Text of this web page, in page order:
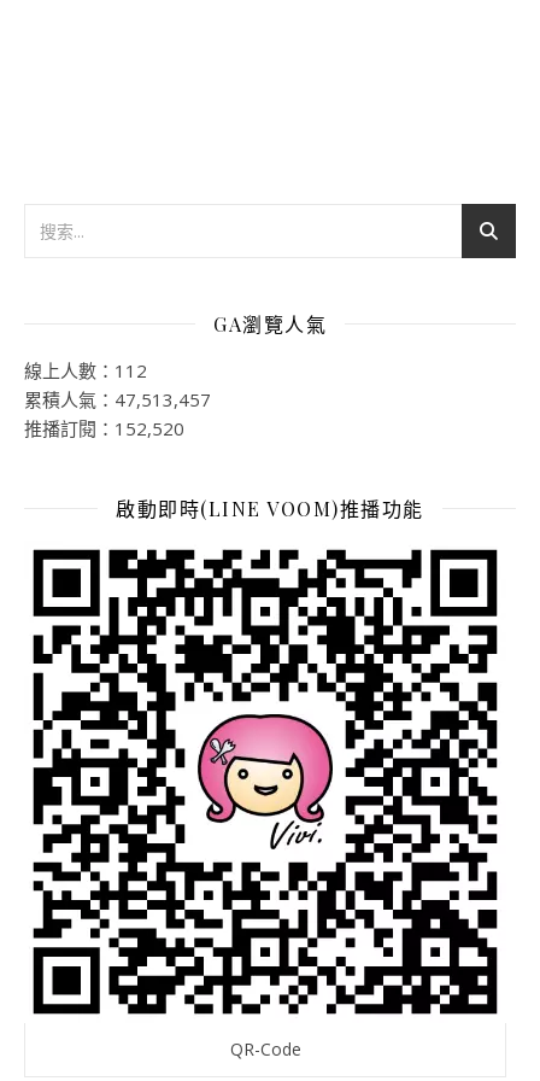
GA瀏覽人氣
線上人數：112
累積人氣：47,513,457
推播訂閱：152,520
啟動即時(LINE VOOM)推播功能
QR-Code